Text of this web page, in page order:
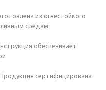
из огнестойкого
средам
обеспечивает
сертифицирована